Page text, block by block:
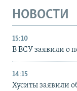
НОВОСТИ
15:10
В ВСУ заявили о
14:15
Хуситы заявили